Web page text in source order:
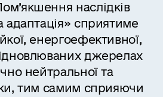
наслідків
адаптація» сприятиме
енергоефективної,
джерелах
нейтральної та
тим самим сприяючи